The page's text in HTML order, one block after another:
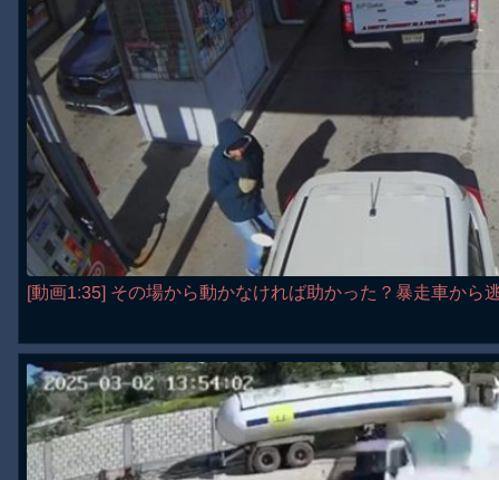
[動画1:35] その場から動かなければ助かった？暴走車から